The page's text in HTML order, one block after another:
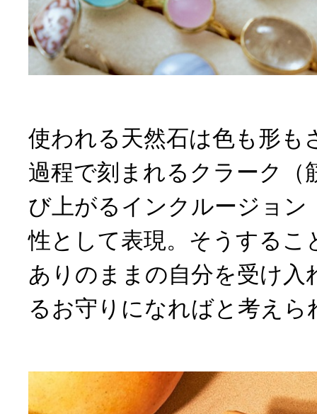
使われる天然石は色も形も
過程で刻まれるクラーク（
び上がるインクルージョン
性として表現。そうするこ
ありのままの自分を受け入
るお守りになればと考え